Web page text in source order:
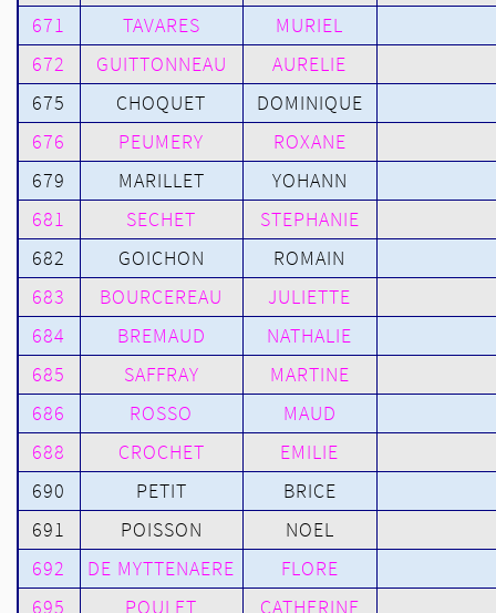
671
TAVARES
MURIEL
672
GUITTONNEAU
AURELIE
675
CHOQUET
DOMINIQUE
676
PEUMERY
ROXANE
679
MARILLET
YOHANN
681
SECHET
STEPHANIE
682
GOICHON
ROMAIN
683
BOURCEREAU
JULIETTE
684
BREMAUD
NATHALIE
685
SAFFRAY
MARTINE
686
ROSSO
MAUD
688
CROCHET
EMILIE
690
PETIT
BRICE
691
POISSON
NOEL
692
DE MYTTENAERE
FLORE
695
POULET CATHERINE